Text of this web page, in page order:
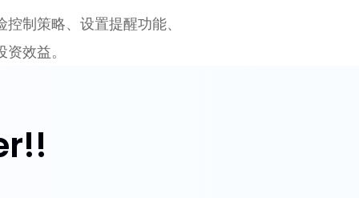
制策略、设置提醒功能、
效益。